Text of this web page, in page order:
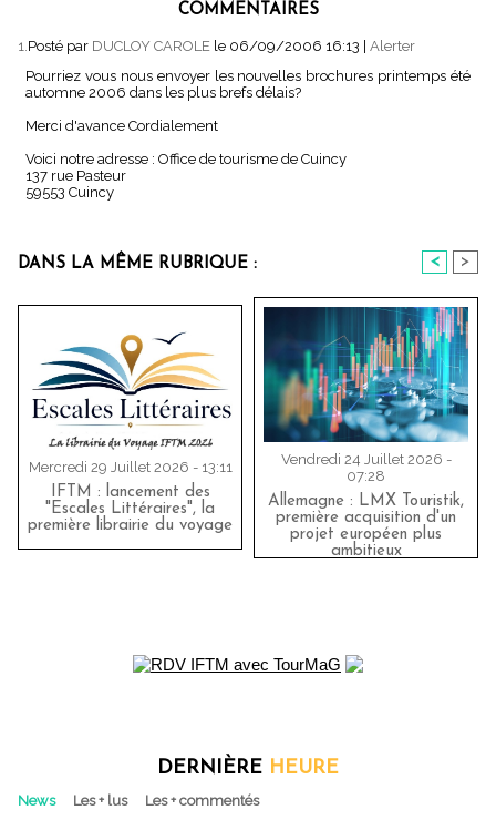
COMMENTAIRES
1.Posté par DUCLOY CAROLE le 06/09/2006 16:13
Alerter
Pourriez vous nous envoyer les nouvelles brochures printemps été
automne 2006 dans les plus brefs délais?
Merci d'avance Cordialement
Voici notre adresse : Office de tourisme de Cuincy
137 rue Pasteur
59553 Cuincy
DANS LA MÊME RUBRIQUE : < >
Mercredi 29 Juillet 2026 - 13:11
IFTM : lancement des
"Escales Littéraires", la
première librairie du voyage
Vendredi 24 Juillet 2026 -
07:28
Allemagne : LMX Touristik,
première acquisition d'un
projet européen plus
ambitieux
DERNIÈRE HEURE
News Les + lus Les + commentés